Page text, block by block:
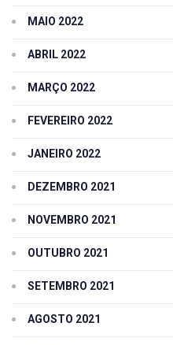
MAIO 2022
ABRIL 2022
MARÇO 2022
FEVEREIRO 2022
JANEIRO 2022
DEZEMBRO 2021
NOVEMBRO 2021
OUTUBRO 2021
SETEMBRO 2021
AGOSTO 2021